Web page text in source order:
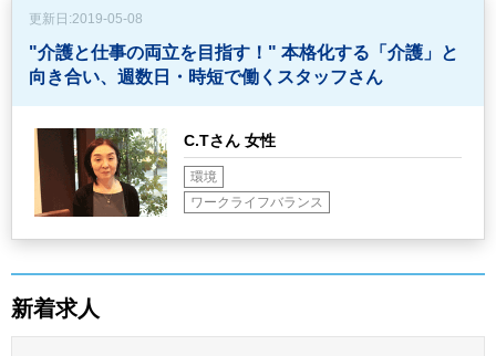
更新日:2019-05-08
"介護と仕事の両立を目指す！" 本格化する「介護」と
向き合い、週数日・時短で働くスタッフさん
C.Tさん 女性
環境
ワークライフバランス
新着求人